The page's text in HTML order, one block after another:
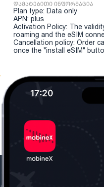
დამატებითი ინფორმაცია
Plan type: Data only
APN: plus
Activation Policy: The
roaming and the eSIM
Cancellation policy: Order
once the "install eSIM"